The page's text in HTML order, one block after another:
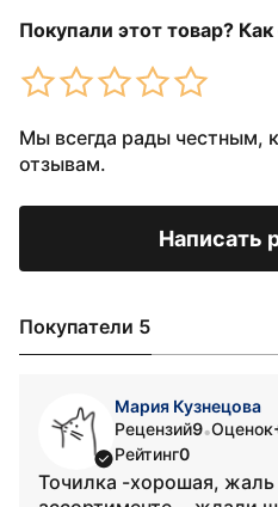
Покупали этот товар?
Мы всегда рады честным,
отзывам.
Написать
Покупатели 5
Мария Кузнецова
Рецензий9•Оценок
Рейтинг0
Точилка -хорошая, жаль